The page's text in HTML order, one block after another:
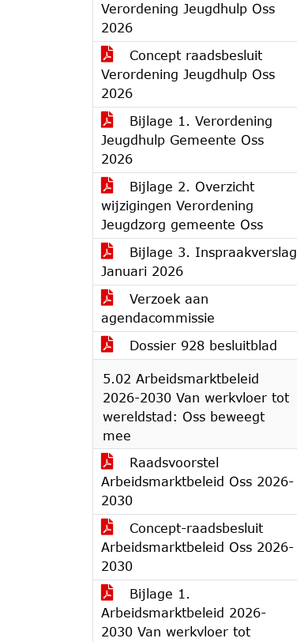
Verordening Jeugdhulp Oss
2026
Concept raadsbesluit
Verordening Jeugdhulp Oss
2026
Bijlage 1. Verordening
Jeugdhulp Gemeente Oss
2026
Bijlage 2. Overzicht
wijzigingen Verordening
Jeugdzorg gemeente Oss
Bijlage 3. Inspraakverslag
Januari 2026
Verzoek aan
agendacommissie
Dossier 928 besluitblad
5.02 Arbeidsmarktbeleid
2026-2030 Van werkvloer tot
wereldstad: Oss beweegt
mee
Raadsvoorstel
Arbeidsmarktbeleid Oss 2026-
2030
Concept-raadsbesluit
Arbeidsmarktbeleid Oss 2026-
2030
Bijlage 1.
Arbeidsmarktbeleid 2026-
2030 Van werkvloer tot